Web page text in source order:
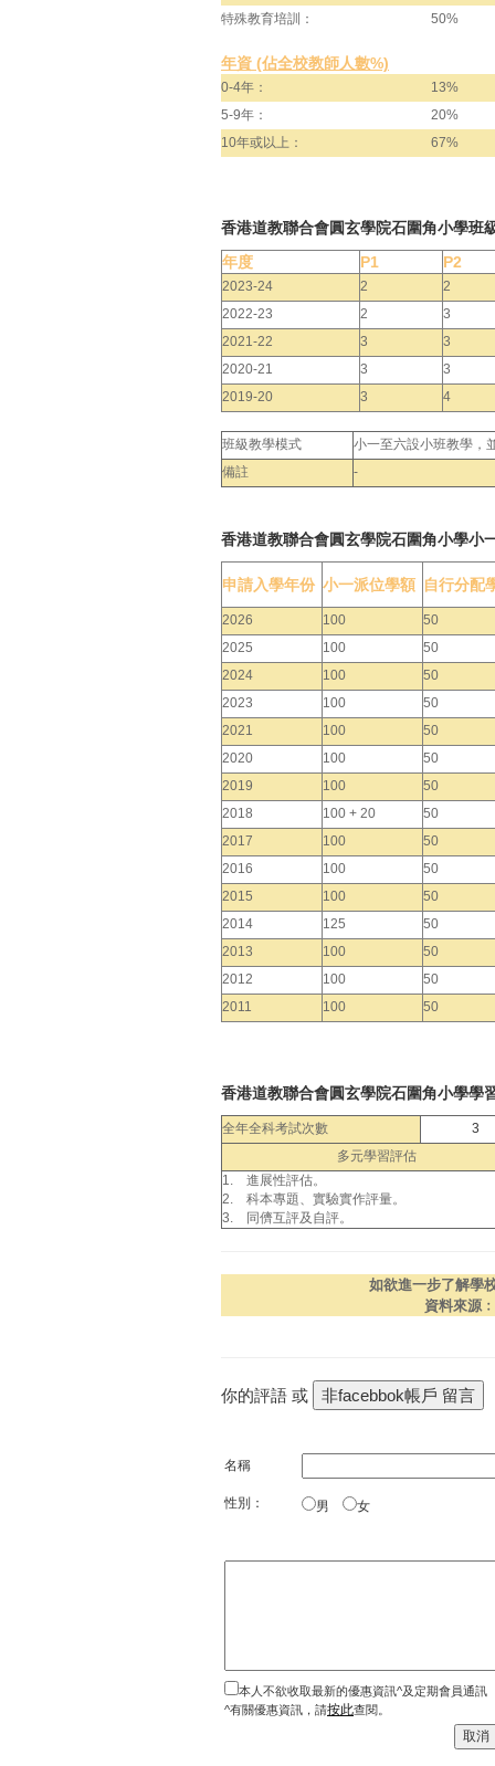
特殊教育培訓：
50%
年資 (佔全校教師人數%)
0-4年：
13%
5-9年：
20%
10年或以上：
67%
香港道教聯合會圓玄學院石圍角小學班
年度
P1 P2
2023-24 2
2
2022-23
2
3
2021-22
3
3
2020-21
3
3
2019-20
3 4
班級教學模式
小一至六設小班教學，
備註
-
香港道教聯合會圓玄學院石圍角小學小
申請入學年份 小一派位學額 自行分配
2026 100
50
2025
100
50
2024
100
50
2023
100
50
2021
100
50
2020
100
50
2019
100
50
2018
100 + 20
50
2017
100
50
2016
100
50
2015
100
50
2014
125
50
2013
100
50
2012
100
50
2011
100 50
香港道教聯合會圓玄學院石圍角小學學
全年全科考試次數
3
多元學習評估
1. 進展性評估。
2. 科本專題、實驗實作評量。
3. 同儕互評及自評。
如欲進一步了解學
資料來源﹕
你的評語 或
名稱
性別： 男 女
本人不欲收取最新的優惠資訊^及定期會員通訊
^有關優惠資訊，請按此查閱。